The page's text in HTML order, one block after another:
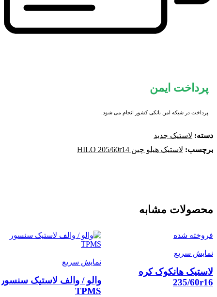
پرداخت ایمن
پرداخت در شبکه امن بانکی کشور انجام می شود.
دسته: لاستیک جدید
برچسب: لاستیک هیلو چین HILO 205/60r14
محصولات مشابه
فروخته شده
نمایش سریع
لاستیک هانکوک کره
235/60r16
نمایش سریع
والو / والف لاستیک سنسور
TPMS